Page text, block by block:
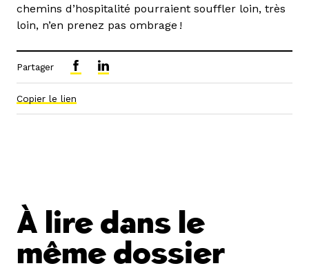
chemins d’hospitalité pourraient souffler loin, très
loin, n’en prenez pas ombrage !
Partager
Copier le lien
À lire dans le
même dossier